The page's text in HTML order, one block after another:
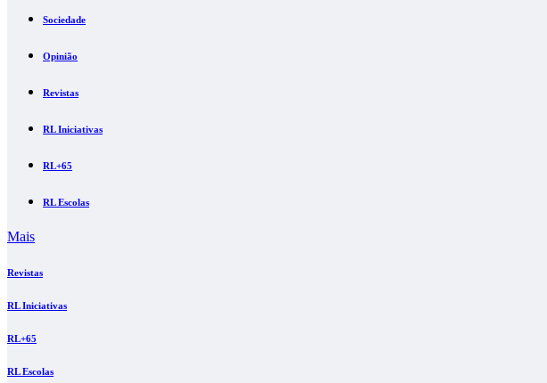
Sociedade
Opinião
Revistas
RL Iniciativas
RL+65
RL Escolas
Mais
Revistas
RL Iniciativas
RL+65
RL Escolas